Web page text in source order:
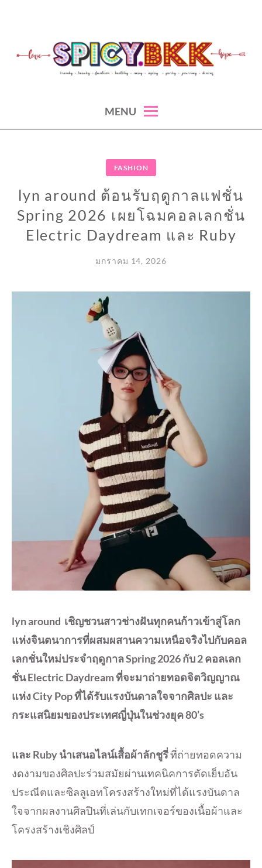
content
MENU
FASHION
lyn around ต้อนรับฤดูกาลแฟชั่น
Spring 2026 เผยโฉมคอลเลกชั่น
Electric Daydream และ Ruby
มกราคม 14, 2026
lyn around เชิญชวนสาวช่างฝันทุกคนก้าวเข้าสู่โลก
แห่งจินตนาการที่ผสมผสานความเหนือจริงไปกับคอล
เลกชั่นใหม่ประจำฤดูกาล Spring 2026 กับ 2 คอลเลก
ชั่น Electric Daydream ที่จะมาถ่ายทอดจิตวิญญาณ
แห่ง City Pop ที่ได้รับแรงบันดาลใจจากศิลปะ และ
กระแสนิยมของประเทศญี่ปุ่นในช่วงยุค 80’s
และ Ruby นำเสนอไลน์เสื้อผ้าลักชูรี่ที่ถ่ายทอดความ
งดงามของศิลปะร่วมสมัยผ่านเทคนิคการตัดเย็บอัน
ประณีตและซิลลูเอทโครงสร้างใหม่ที่ได้แรงบันดาล
ใจจากผลงานศิลปินที่เล่นกับเทกเจอร์ของเนื้อผ้าและ
โครงสร้างเชิงศิลป์